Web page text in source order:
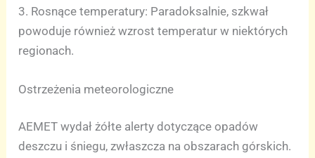
3. Rosnące temperatury: Paradoksalnie, szkwał
powoduje również wzrost temperatur w niektórych
regionach.
Ostrzeżenia meteorologiczne
AEMET wydał żółte alerty dotyczące opadów
deszczu i śniegu, zwłaszcza na obszarach górskich.